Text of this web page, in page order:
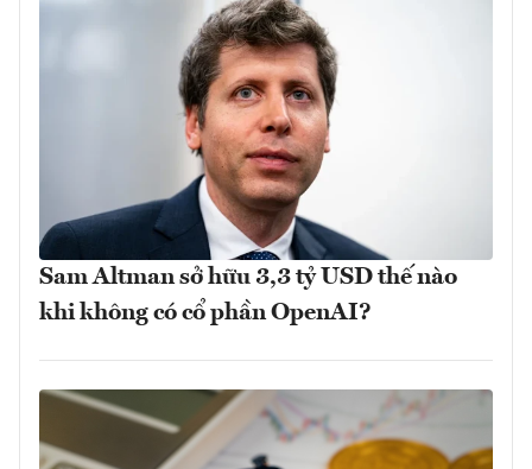
Sam Altman sở hữu 3,3 tỷ USD thế nào
khi không có cổ phần OpenAI?